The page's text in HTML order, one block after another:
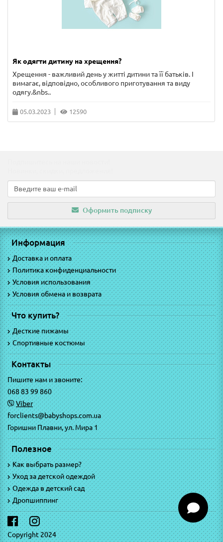
Як одягти дитину на хрещення?
Хрещення - важливий день у житті дитини та її батьків. І
вимагає, відповідно, особливого приготування та виду
одягу.&nbs..
05.03.2023 12590
Оформить подписку
Информация
Доставка и оплата
Политика конфиденциальности
Условия использования
Условия обмена и возврата
Что купить?
Десткие пижамы
Спортивные костюмы
Контакты
Пишите нам и звоните:
068 83 99 860
Viber
forclients@babyshops.com.ua
Горишни Плавни, ул. Мира 1
Полезное
Как выбрать размер?
Уход за детской одеждой
Одежда в детский сад
Дропшиппинг
Copyright 2024